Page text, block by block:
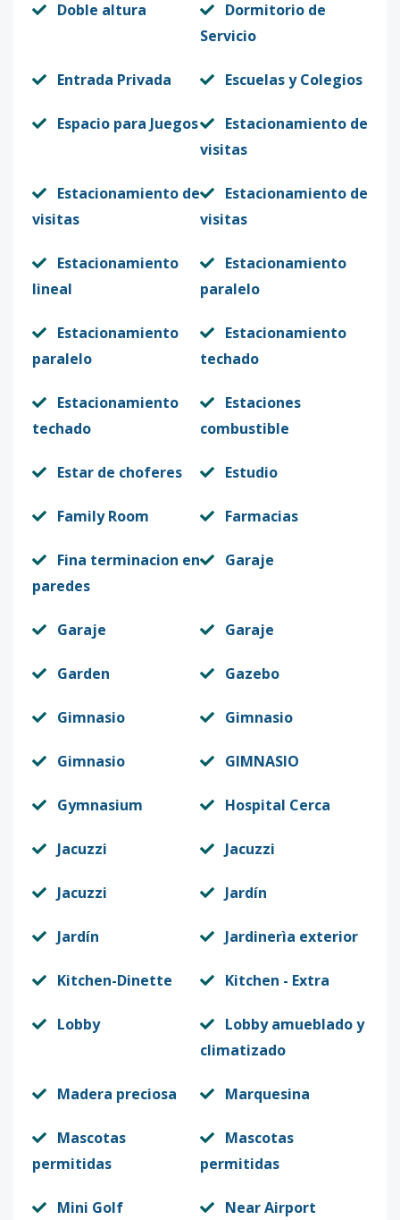
Doble altura
Dormitorio de
Servicio
Entrada Privada Escuelas y Colegios
Espacio para Juegos
Estacionamiento de
visitas
Estacionamiento de
visitas
Estacionamiento de
visitas
Estacionamiento
lineal
Estacionamiento
paralelo
Estacionamiento
paralelo
Estacionamiento
techado
Estacionamiento
techado
Estaciones
combustible
Estar de choferes Estudio
Family Room Farmacias
Fina terminacion en
paredes
Garaje
Garaje Garaje
Garden Gazebo
Gimnasio Gimnasio
Gimnasio GIMNASIO
Gymnasium Hospital Cerca
Jacuzzi Jacuzzi
Jacuzzi Jardín
Jardín Jardinerìa exterior
Kitchen-Dinette Kitchen - Extra
Lobby
Lobby amueblado y
climatizado
Madera preciosa Marquesina
Mascotas
permitidas
Mascotas
permitidas
Mini Golf Near Airport